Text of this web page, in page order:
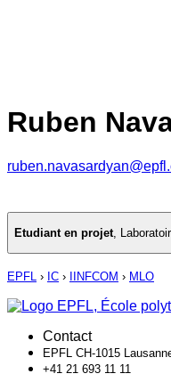
Ruben
Etudiant en projet,
EPFL › IC › IINFCOM › MLO
Contact
EPFL CH-1015
+41 21 693 11 11